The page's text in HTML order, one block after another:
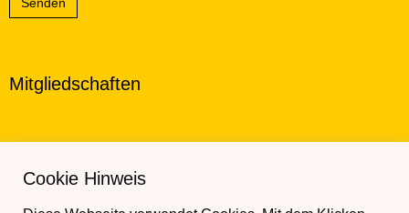
Mitgliedschaften
Cookie Hinweis